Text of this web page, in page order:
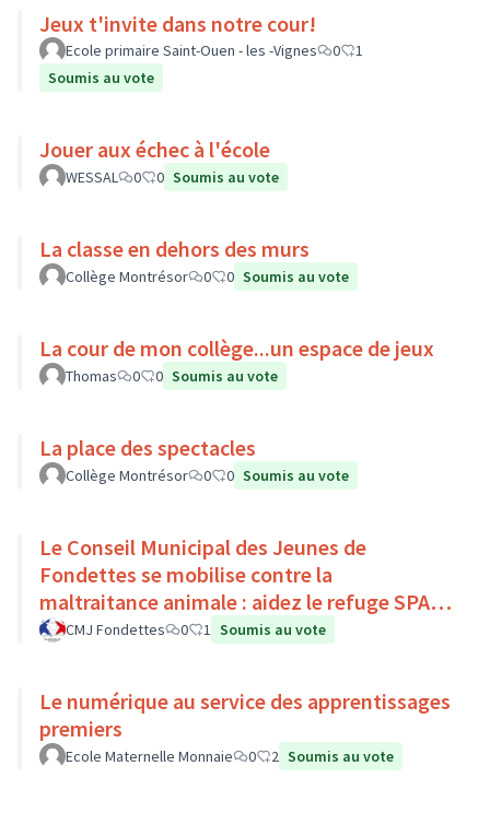
Jeux t'invite dans notre cour!
Ecole primaire Saint-Ouen - les -Vignes 0
1
Soumis au vote
Jouer aux échec à l'école
WESSAL 0 0 Soumis au vote
La classe en dehors des murs
Collège Montrésor 0 0 Soumis au vote
La cour de mon collège...un espace de jeux
Thomas 0 0 Soumis au vote
La place des spectacles
Collège Montrésor 0 0 Soumis au vote
Le Conseil Municipal des Jeunes de
Fondettes se mobilise contre la
maltraitance animale : aidez le refuge SPA
de Luynes !
CMJ Fondettes 0 1 Soumis au vote
Le numérique au service des apprentissages
premiers
Ecole Maternelle Monnaie 0 2 Soumis au vote